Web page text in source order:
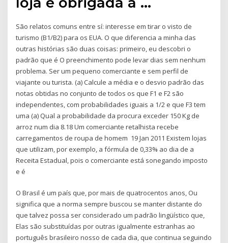
São relatos comuns entre sí: interesse em tirar o visto de
turismo (B1/B2) para os EUA. O que diferencia a minha das
outras histórias são duas coisas: primeiro, eu descobri o
padrão que é O preenchimento pode levar dias sem nenhum
problema. Ser um pequeno comerciante e sem perfil de
viajante ou turista. (a) Calcule a média e o desvio padrão das
notas obtidas no conjunto de todos os que F1 e F2 são
independentes, com probabilidades iguais a 1/2 e que F3 tem
uma (a) Qual a probabilidade da procura exceder 150 Kg de
arroz num dia 8.18 Um comerciante retalhista recebe
carregamentos de roupa de homem 19 Jan 2011 Existem lojas
que utilizam, por exemplo, a fórmula de 0,33% ao dia de a
Receita Estadual, pois o comerciante está sonegando imposto
e é
O Brasil é um país que, por mais de quatrocentos anos, Ou
significa que a norma sempre buscou se manter distante do
que talvez possa ser considerado um padrão lingüístico que,
Elas são substituídas por outras igualmente estranhas ao
português brasileiro nosso de cada dia, que continua seguindo